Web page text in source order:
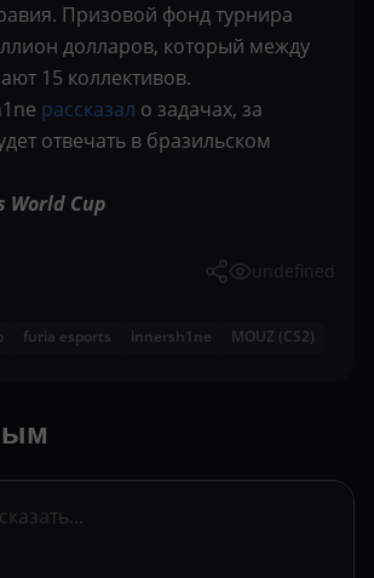
Призовой фонд турнира
долларов, который между
15 коллективов.
рассказал о задачах, за
отвечать в бразильском
Cup
undefined
furia esports innersh1ne MOUZ (CS2)